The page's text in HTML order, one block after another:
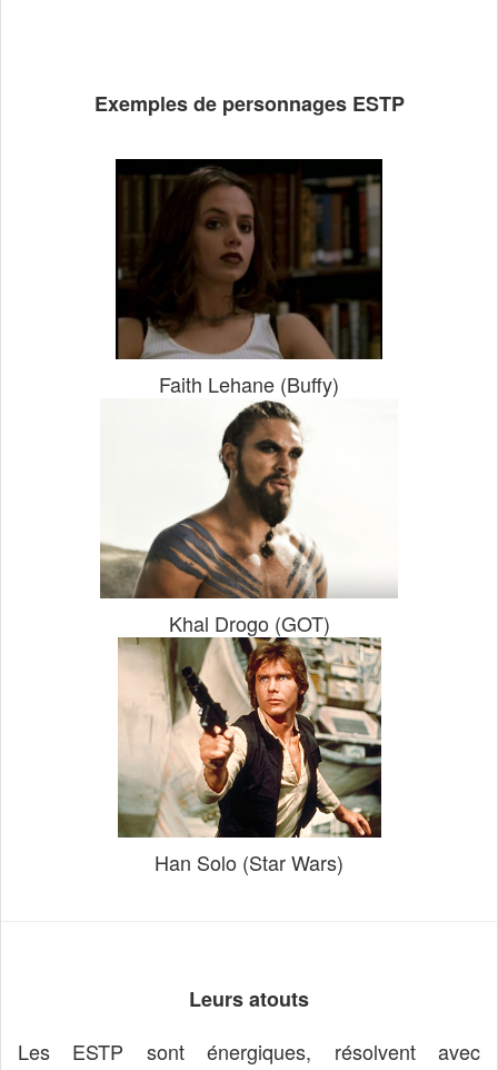
Exemples de personnages ESTP
Faith Lehane (Buffy)
Khal Drogo (GOT)
Han Solo (Star Wars)
Leurs atouts
Les ESTP sont énergiques, résolvent avec